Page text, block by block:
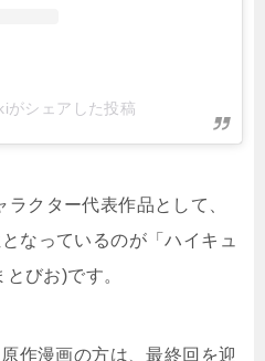
がシェアした投稿
クター代表作品として、
なっているのが「ハイキュ
びお)です。
作漫画の方は、最終回を迎